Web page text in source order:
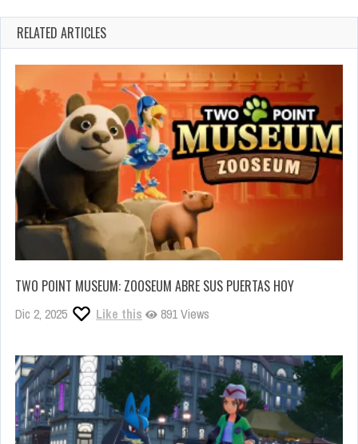
RELATED ARTICLES
TWO POINT MUSEUM: ZOOSEUM ABRE SUS PUERTAS HOY
Dic 2, 2025 Like this 891 Views